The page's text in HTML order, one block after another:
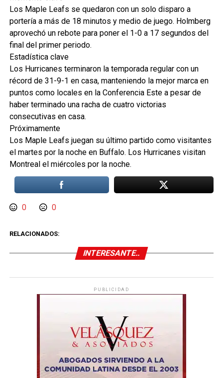
Los Maple Leafs se quedaron con un solo disparo a
portería a más de 18 minutos y medio de juego. Holmberg
aprovechó un rebote para poner el 1-0 a 17 segundos del
final del primer periodo.
Estadística clave
Los Hurricanes terminaron la temporada regular con un
récord de 31-9-1 en casa, manteniendo la mejor marca en
puntos como locales en la Conferencia Este a pesar de
haber terminado una racha de cuatro victorias
consecutivas en casa.
Próximamente
Los Maple Leafs juegan su último partido como visitantes
el martes por la noche en Buffalo. Los Hurricanes visitan
Montreal el miércoles por la noche.
0 0
RELACIONADOS:
INTERESANTE..
PUBLICIDAD